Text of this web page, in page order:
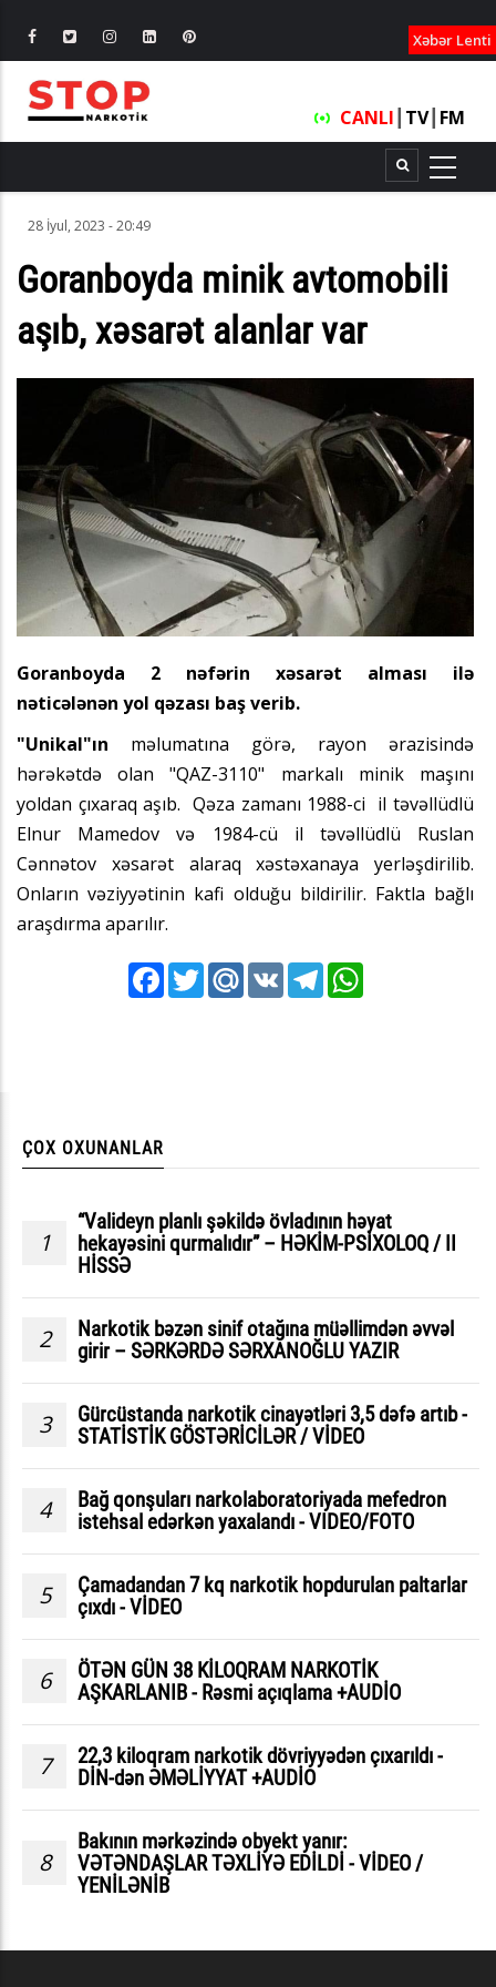
Xəbər Lenti
CANLI TV┃ FM
28 İyul, 2023 - 20:49
Goranboyda minik avtomobili
aşıb, xəsarət alanlar var
Goranboyda 2 nəfərin xəsarət alması ilə
nəticələnən yol qəzası baş verib.
"Unikal"ın məlumatına görə, rayon ərazisində
hərəkətdə olan "QAZ-3110" markalı minik maşını
yoldan çıxaraq aşıb. Qəza zamanı 1988-ci il təvəllüdlü
Elnur Mamedov və 1984-cü il təvəllüdlü Ruslan
Cənnətov xəsarət alaraq xəstəxanaya yerləşdirilib.
Onların vəziyyətinin kafi olduğu bildirilir. Faktla bağlı
araşdırma aparılır.
FacebookTwitterMail.RuVK Telegram
ÇOX OXUNANLAR
1
“Valideyn planlı şəkildə övladının həyat
hekayəsini qurmalıdır” – HƏKİM-PSİXOLOQ / II
HİSSƏ
2
Narkotik bəzən sinif otağına müəllimdən əvvəl
girir – SƏRKƏRDƏ SƏRXANOĞLU YAZIR
3
Gürcüstanda narkotik cinayətləri 3,5 dəfə artıb -
STATİSTİK GÖSTƏRİCİLƏR / VİDEO
4
Bağ qonşuları narkolaboratoriyada mefedron
istehsal edərkən yaxalandı - VIDEO/FOTO
5
Çamadandan 7 kq narkotik hopdurulan paltarlar
çıxdı - VİDEO
6
ÖTƏN GÜN 38 KİLOQRAM NARKOTİK
AŞKARLANIB - Rəsmi açıqlama +AUDİO
7
22,3 kiloqram narkotik dövriyyədən çıxarıldı -
DİN-dən ƏMƏLİYYAT +AUDİO
8
Bakının mərkəzində obyekt yanır:
VƏTƏNDAŞLAR TƏXLİYƏ EDİLDİ - VİDEO /
YENİLƏNİB